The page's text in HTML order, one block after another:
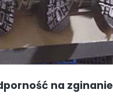
na zginanie